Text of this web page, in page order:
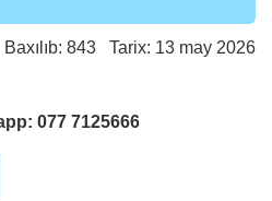
Baxılıb: 843 Tarix: 13 may 2026
077 7125666